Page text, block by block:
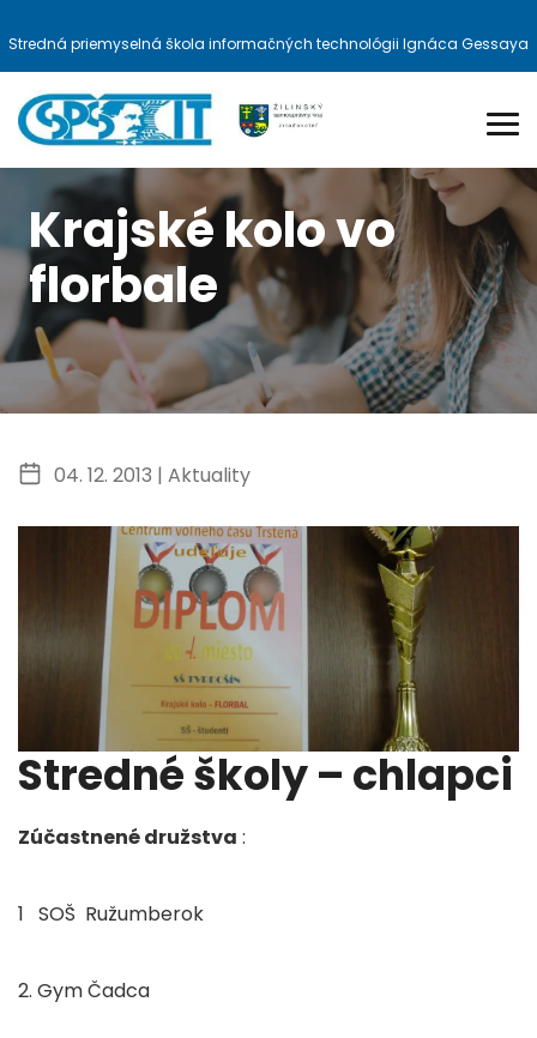
Stredná priemyselná škola informačných technológii Ignáca Gessaya
Krajské kolo vo
florbale
04. 12. 2013 | Aktuality
Stredné školy – chlapci
Zúčastnené družstva :
1 SOŠ Ružumberok
2. Gym Čadca